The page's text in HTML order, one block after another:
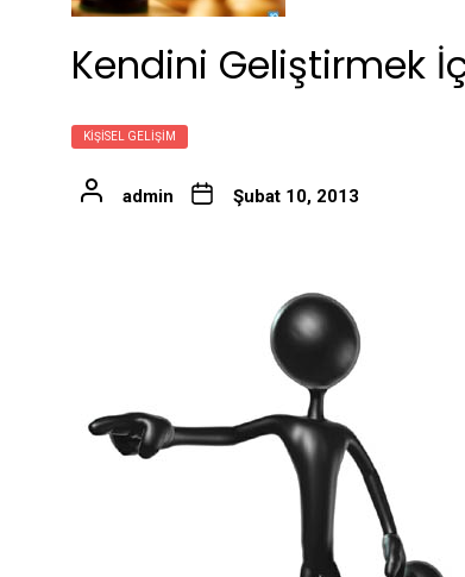
Kendini Geliştirmek
KIŞISEL GELIŞIM
admin Şubat 10, 2013